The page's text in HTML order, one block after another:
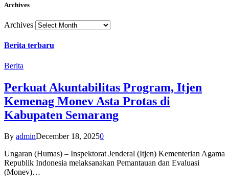
Archives
Archives
Berita terbaru
Berita
Perkuat Akuntabilitas Program, Itjen
Kemenag Monev Asta Protas di
Kabupaten Semarang
By adminDecember 18, 20250
Ungaran (Humas) – Inspektorat Jenderal (Itjen) Kementerian Agama
Republik Indonesia melaksanakan Pemantauan dan Evaluasi
(Monev)…